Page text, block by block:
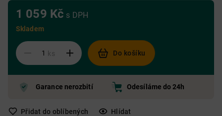
1 059 Kč s DPH
Skladem
ks Do košíku
Garance nerozbití Odesíláme do 24h
Přidat do oblíbených Hlídat